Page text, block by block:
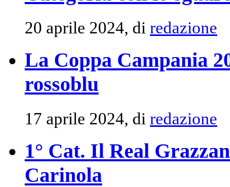
20 aprile 2024, di redazione
La Coppa Campania
rossoblu
17 aprile 2024, di redazione
1° Cat. Il Real
Carinola